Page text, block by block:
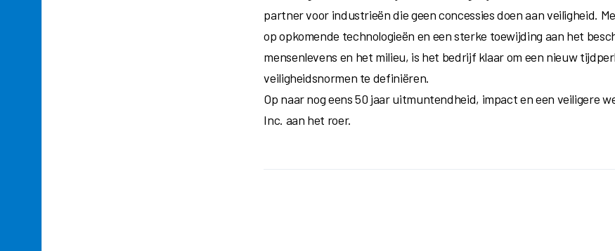
partner voor industrieën die geen concessies doen aan veiligheid.
op opkomende technologieën en een sterke toewijding aan het
mensenlevens en het milieu, is het bedrijf klaar om een nieuw
veiligheidsnormen te definiëren.
Op naar nog eens 50 jaar uitmuntendheid, impact en een veiligere
Inc. aan het roer.